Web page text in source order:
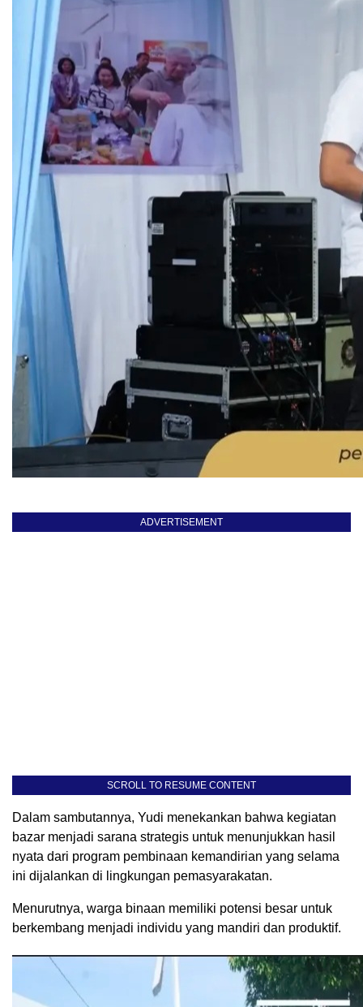
ADVERTISEMENT
SCROLL TO RESUME CONTENT
Dalam sambutannya, Yudi menekankan bahwa kegiatan
bazar menjadi sarana strategis untuk menunjukkan hasil
nyata dari program pembinaan kemandirian yang selama
ini dijalankan di lingkungan pemasyarakatan.
Menurutnya, warga binaan memiliki potensi besar untuk
berkembang menjadi individu yang mandiri dan produktif.